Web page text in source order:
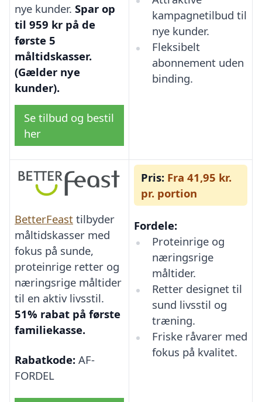
nye kunder. Spar op
til 959 kr på de
første 5
måltidskasser.
(Gælder nye
kunder).
Se tilbud og bestil
her
kampagnetilbud til
nye kunder.
Fleksibelt
abonnement uden
binding.
BetterFeast tilbyder
måltidskasser med
fokus på sunde,
proteinrige retter og
næringsrige måltider
til en aktiv livsstil.
51% rabat på første
familiekasse.
Rabatkode: AF-
FORDEL
Pris: Fra 41,95 kr.
pr. portion
Fordele:
Proteinrige og
næringsrige
måltider.
Retter designet til
sund livsstil og
træning.
Friske råvarer med
fokus på kvalitet.